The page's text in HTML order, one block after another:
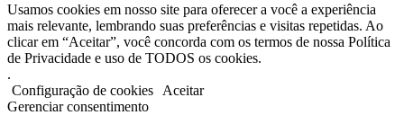
Usamos cookies em nosso site para oferecer a você a experiência
mais relevante, lembrando suas preferências e visitas repetidas. Ao
clicar em “Aceitar”, você concorda com os termos de nossa Política
de Privacidade e uso de TODOS os cookies.
.
Configuração de cookies
Aceitar
Gerenciar consentimento